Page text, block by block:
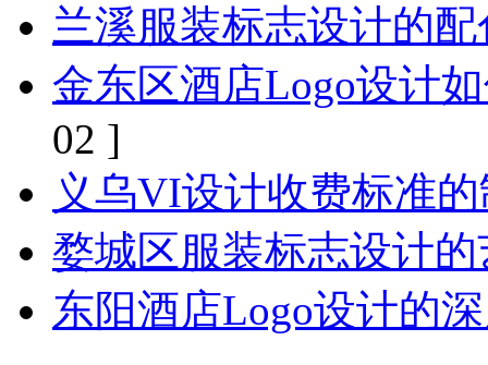
兰溪服装标志设计的
金东区酒店Logo设计
02 ]
义乌VI设计收费标准
婺城区服装标志设计
东阳酒店Logo设计的